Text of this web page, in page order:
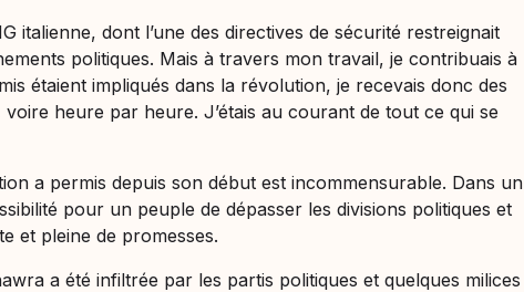
italienne, dont l’une des directives de sécurité restreignait
politiques. Mais à travers mon travail, je contribuais à
étaient impliqués dans la révolution, je recevais donc des
heure par heure. J’étais au courant de tout ce qui se
a permis depuis son début est incommensurable. Dans un
pour un peuple de dépasser les divisions politiques et
et pleine de promesses.
a été infiltrée par les partis politiques et quelques milices